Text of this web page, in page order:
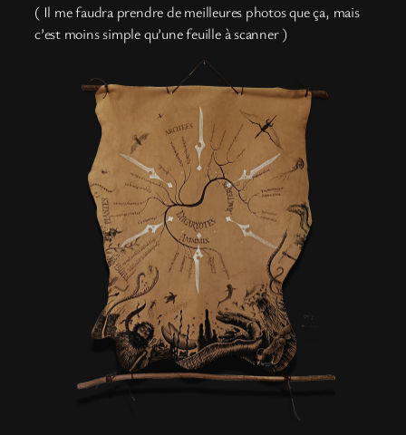
( Il me faudra prendre de meilleures photos que ça, mais
c’est moins simple qu’une feuille à scanner )